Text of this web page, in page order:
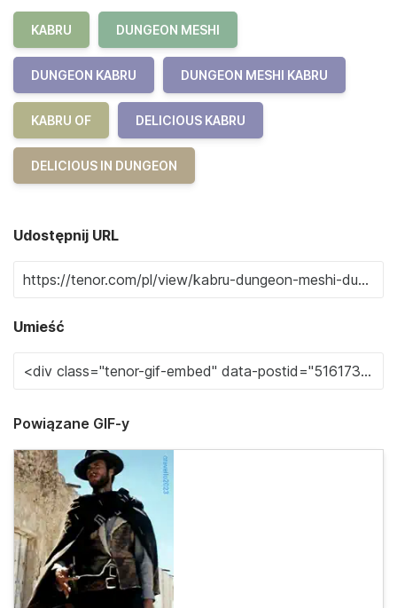
KABRU DUNGEON MESHI
DUNGEON KABRU DUNGEON MESHI KABRU
KABRU OF DELICIOUS KABRU
DELICIOUS IN DUNGEON
Udostępnij URL
Umieść
Powiązane GIF-y